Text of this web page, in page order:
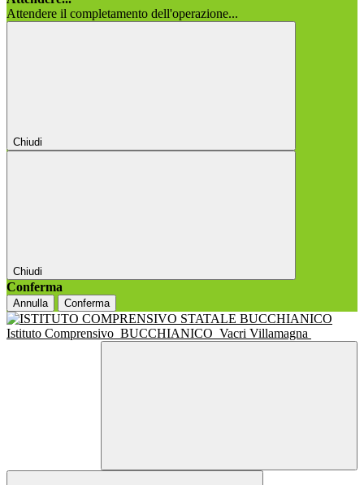
Attendere il completamento dell'operazione...
Chiudi
Chiudi
Conferma
Annulla Conferma
Istituto Comprensivo BUCCHIANICO Vacri Villamagna